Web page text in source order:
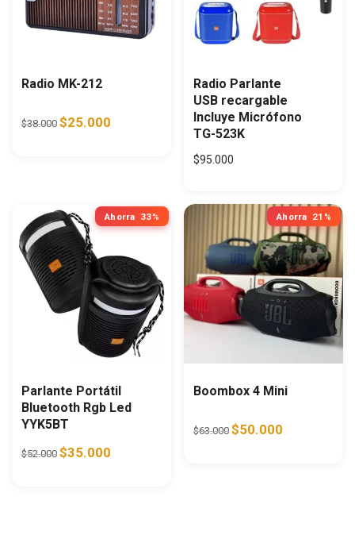
Radio MK-212
$38.000 Original price was: $38.000.
$25.000 Current price is: $25.000.
Radio Parlante
USB recargable
Incluye Micrófono
TG-523K
$95.000
Ahorra 33%
Parlante Portátil
Bluetooth Rgb Led
YYK5BT
$52.000 Original price was: $52.000.
$35.000
Ahorra 21%
Boombox 4 Mini
$63.000 Original price was:
$50.000